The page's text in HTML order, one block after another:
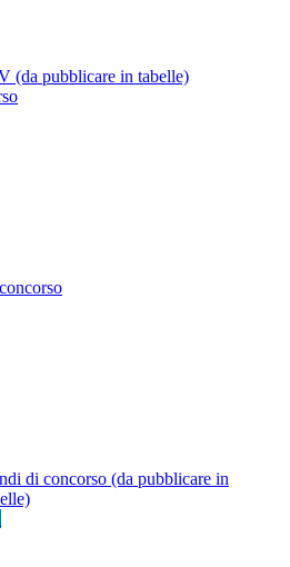
(da pubblicare in tabelle)
di concorso (da pubblicare in